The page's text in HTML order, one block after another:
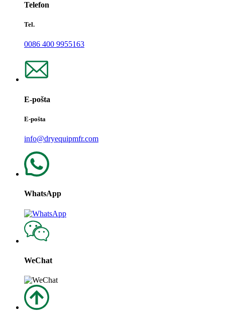
Telefon
Tel.
0086 400 9955163
E-pošta
E-pošta
info@dryequipmfr.com
WhatsApp
WeChat